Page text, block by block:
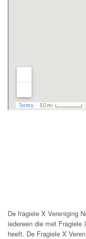
De fragiele X Vereniging
iedereen die met Fragiele
heeft. De Fragiele X